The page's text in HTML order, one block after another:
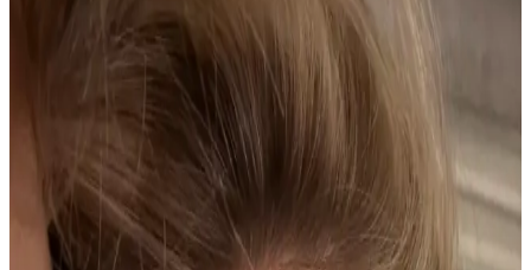
Tereson El, Ayak ve Koltuk Altı için pudrasız püskürtücülü
antiperspiranttır. Gece temiz ve kuru bölgede uygulanır; sabaha
kadar kuruluk sağlar ve yaklaşık 25 güne kadar etkili olduğu
belirtilir. Türkiye'de üretilir ve İPEK PHARMA tarafından sunulur;
CE uygunluk simgesi görselde bulunmuyor.
Terason Yüz Terlemesi ve Parlamasını Azaltan
Koruyucu Jel Ürün Özellikleri ve Kullanım Rehberi
Terason Koruyucu Jel, aşırı terleme ve parlama sorunlarını hafif ve
etkili formülüyle azaltır, günlük kullanımda cilt sağlığını destekler ve
özgüveninizi artırır.